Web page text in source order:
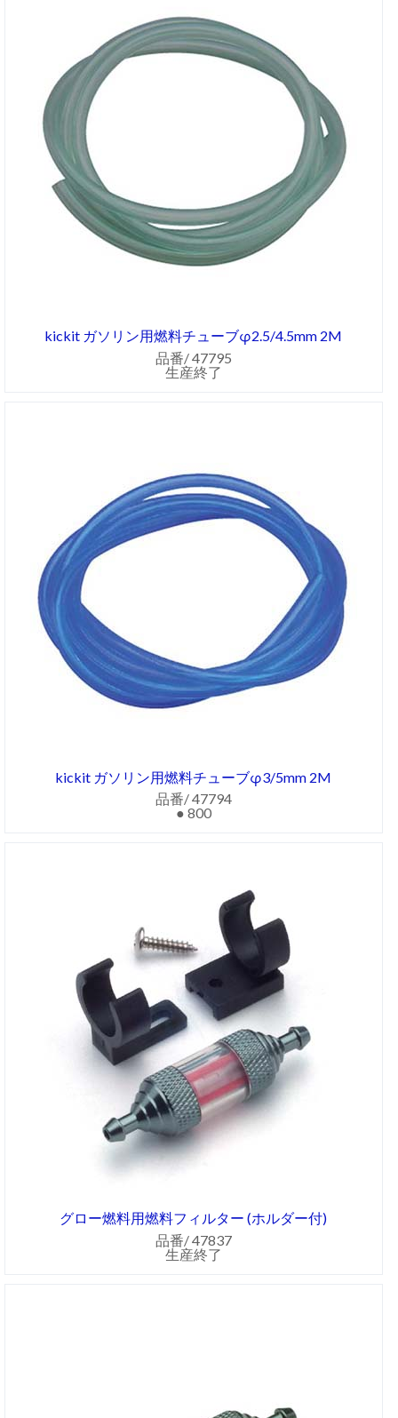
kickit ガソリン用燃料チューブφ2.5/4.5mm 2M
品番/ 47795
生産終了
kickit ガソリン用燃料チューブφ3/5mm 2M
品番/ 47794
● 800
グロー燃料用燃料フィルター (ホルダー付)
品番/ 47837
生産終了